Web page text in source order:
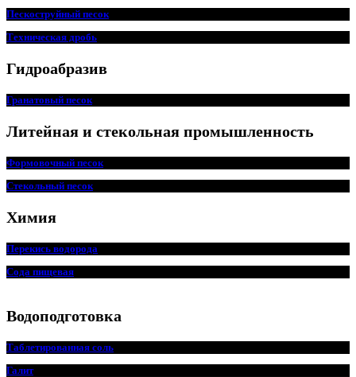
Пескоструйный песок
Техническая дробь
Гидроабразив
Гранатовый песок
Литейная и стекольная промышленность
Формовочный песок
Стекольный песок
Химия
Перекись водорода
Сода пищевая
Водоподготовка
Таблетированная соль
Галит